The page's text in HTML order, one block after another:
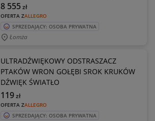
OFERTA ZALLEGRO
8 555zł
SPRZEDAJĄCY: OSOBA PRYWATNA
Łomża
ULTRADŹWIĘKOWY ODSTRASZACZ
PTAKÓW WRON GOŁĘBI SROK KRUKÓW
DŹWIĘK ŚWIATŁO
OFERTA ZALLEGRO
119zł
SPRZEDAJĄCY: OSOBA PRYWATNA